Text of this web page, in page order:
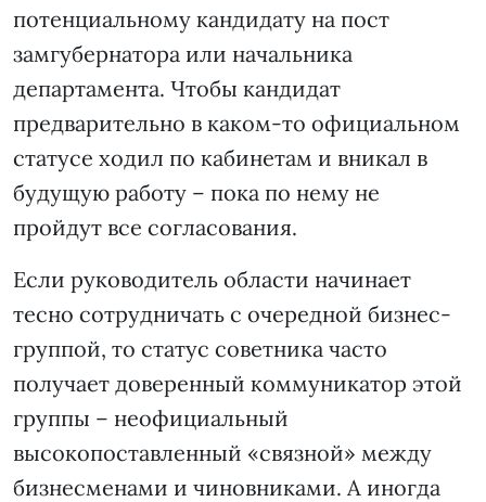
потенциальному кандидату на пост
замгубернатора или начальника
департамента. Чтобы кандидат
предварительно в каком-то официальном
статусе ходил по кабинетам и вникал в
будущую работу – пока по нему не
пройдут все согласования.
Если руководитель области начинает
тесно сотрудничать с очередной бизнес-
группой, то статус советника часто
получает доверенный коммуникатор этой
группы – неофициальный
высокопоставленный «связной» между
бизнесменами и чиновниками. А иногда